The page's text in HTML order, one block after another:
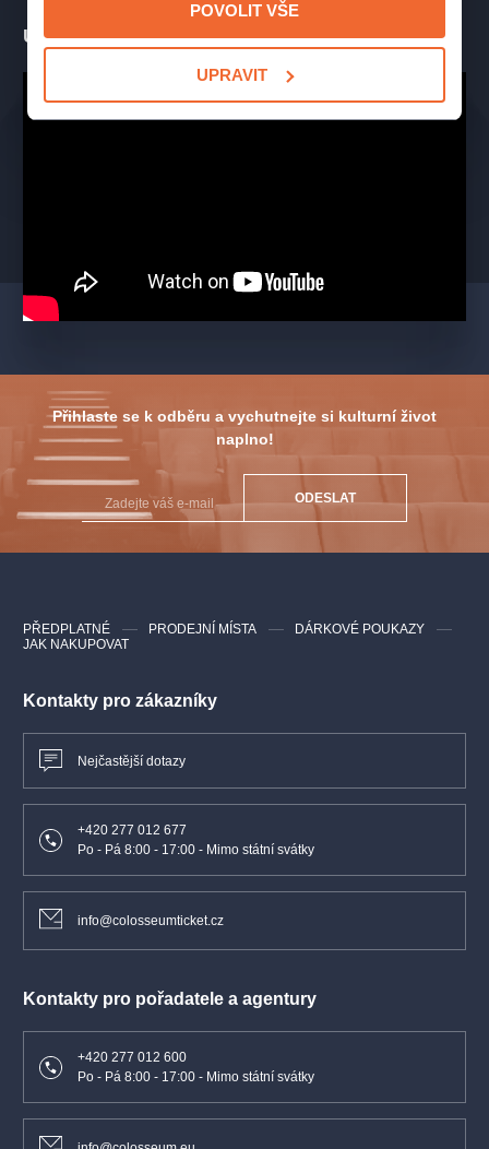
POVOLIT VŠE
UPRAVIT
Ukázka představení
Přihlaste se k odběru a vychutnejte si kulturní život
naplno!
ODESLAT
Kontakty pro zákazníky
Nejčastější dotazy
+420 277 012 677
Po - Pá 8:00 - 17:00 - Mimo státní svátky
info@colosseumticket.cz
Kontakty pro pořadatele a agentury
+420 277 012 600
Po - Pá 8:00 - 17:00 - Mimo státní svátky
PŘEDPLATNÉ PRODEJNÍ MÍSTA
DÁRKOVÉ POUKAZY
JAK NAKUPOVAT